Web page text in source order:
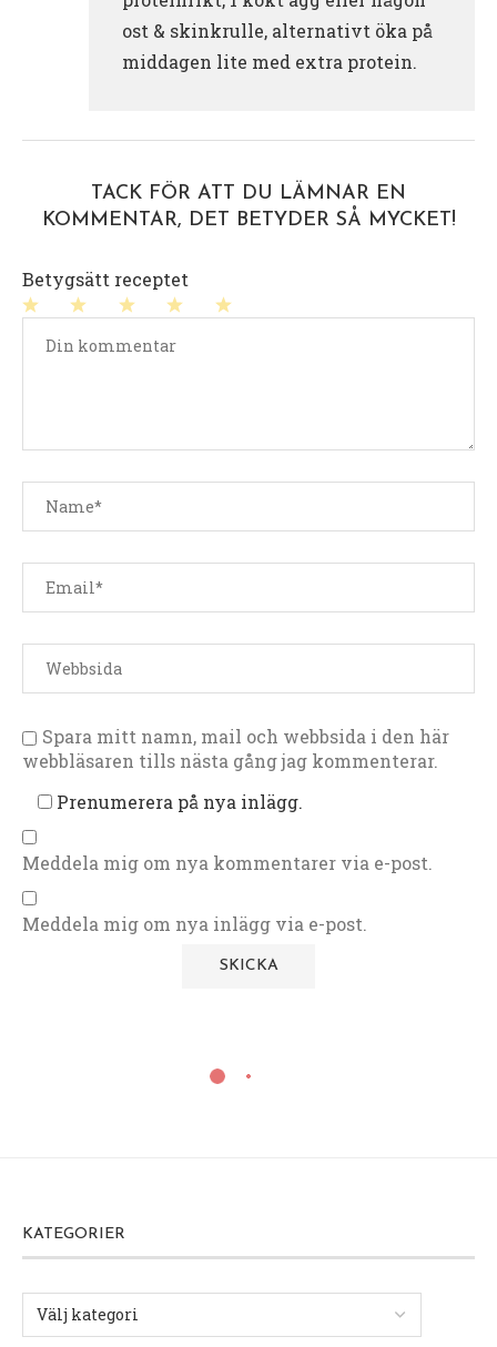
ost & skinkrulle, alternativt öka på
middagen lite med extra protein.
TACK FÖR ATT DU LÄMNAR EN
KOMMENTAR, DET BETYDER SÅ MYCKET!
Betygsätt receptet
stjärnor
stjärnor
stjärnor
stjärna
Spara mitt namn, mail och webbsida i den här
webbläsaren tills nästa gång jag kommenterar.
Prenumerera på nya inlägg.
Meddela mig om nya kommentarer via e-post.
Meddela mig om nya inlägg via e-post.
KATEGORIER